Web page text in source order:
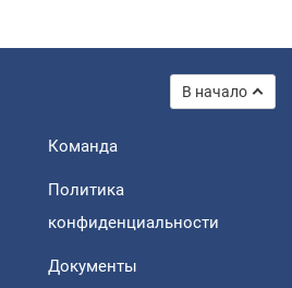
В начало
Команда
Политика
конфиденциальности
Документы